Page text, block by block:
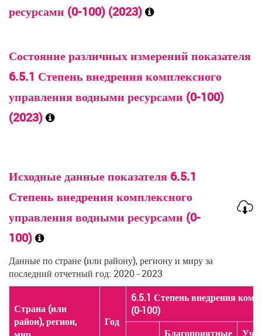
ресурсами (0-100) (2023)
Состояние различных измерений показателя
6.5.1 Степень внедрения комплексного
управления водными ресурсами (0-100)
(2023)
Исходные данные показателя 6.5.1
Степень внедрения комплексного
управления водными ресурсами (0-
100)
Данные по стране (или району), региону и миру за
последний отчетный год: 2020 - 2023
Страна (или
район), регион,
Год
6.5.1 Степень внедрения
(0-100)
Благоприятные
Страна (или
район), регион,
Год
6.5.1 Степень внедрения
(0-100)
Благоприятные